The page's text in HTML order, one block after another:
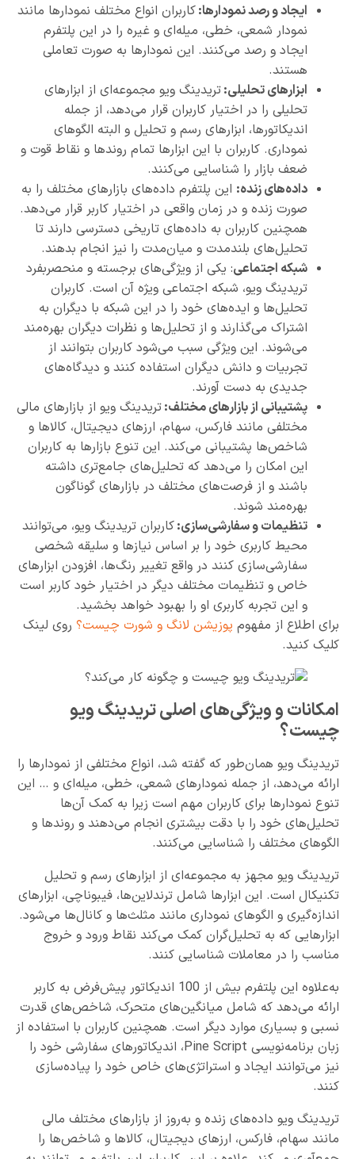
ایجاد و رصد نمودارها:کاربران انواع مختلف نمودارها مانند
نمودار شمعی، خطی، میله‌ای و غیره را در این پلتفرم
ایجاد و رصد می‌کنند. این نمودارها به صورت تعاملی
هستند.
ابزارهای تحلیلی:تریدینگ ویو مجموعه‌ای از ابزارهای
تحلیلی را در اختیار کاربران قرار می‌دهد، از جمله
اندیکاتورها، ابزارهای رسم و تحلیل و البته الگوهای
نموداری. کاربران با این ابزارها تمام روندها و نقاط قوت و
ضعف بازار را شناسایی می‌کنند.
داده‌های زنده: این پلتفرم داده‌های بازارهای مختلف را به
صورت زنده و در زمان واقعی در اختیار کاربر قرار می‌دهد.
همچنین کاربران به داده‌های تاریخی دسترسی دارند تا
تحلیل‌های بلندمدت و میان‌مدت را نیز انجام بدهند.
شبکه اجتماعی: یکی از ویژگی‌های برجسته و منحصربفرد
تریدینگ ویو، شبکه اجتماعی ویژه آن است. کاربران
تحلیل‌ها و ایده‌های خود را در این شبکه با دیگران به
اشتراک می‌گذارند و از تحلیل‌ها و نظرات دیگران بهره‌مند
می‌شوند. این ویژگی سبب می‌شود کاربران بتوانند از
تجربیات و دانش دیگران استفاده کنند و دیدگاه‌های
جدیدی به دست آورند.
پشتیبانی از بازارهای مختلف:تریدینگ ویو از بازارهای مالی
مختلفی مانند فارکس، سهام، ارزهای دیجیتال، کالاها و
شاخص‌ها پشتیبانی می‌کند. این تنوع بازارها به کاربران
این امکان را می‌دهد که تحلیل‌های جامع‌تری داشته
باشند و از فرصت‌های مختلف در بازارهای گوناگون
بهره‌مند شوند.
تنظیمات و سفارشی‌سازی:کاربران تریدینگ ویو، می‌توانند
محیط کاربری خود را بر اساس نیازها و سلیقه شخصی
سفارشی‌سازی کنند‌ در واقع تغییر رنگ‌ها، افزودن ابزارهای
خاص و تنظیمات مختلف دیگر در اختیار خود کاربر است
و این تجربه کاربری او را بهبود خواهد بخشید.
برای اطلاع از مفهوم پوزیشن لانگ و شورت چیست؟ روی لینک
کلیک کنید.
امکانات و ویژگی‌های اصلی تریدینگ ویو
چیست؟
تریدینگ ویو همان‌طور که گفته شد، انواع مختلفی از نمودارها را
ارائه می‌دهد، از جمله نمودارهای شمعی، خطی، میله‌ای و ‌… این
تنوع نمودارها برای کاربران مهم است زیرا به کمک آن‌ها
تحلیل‌های خود را با دقت بیشتری انجام می‌دهند و روندها و
الگوهای مختلف را شناسایی می‌کنند.
تریدینگ ویو مجهز به مجموعه‌ای از ابزارهای رسم و تحلیل
تکنیکال است. این ابزارها شامل ترندلاین‌ها، فیبوناچی، ابزارهای
اندازه‌گیری و الگوهای نموداری مانند مثلث‌ها و کانال‌ها می‌شود.
ابزارهایی که به تحلیل‌گران کمک می‌کند نقاط ورود و خروج
مناسب را در معاملات شناسایی کنند.
به‌علاوه این پلتفرم بیش از 100 اندیکاتور پیش‌فرض به ‌کاربر
ارائه می‌دهد که شامل میانگین‌های متحرک، شاخص‌های قدرت
نسبی و بسیاری موارد دیگر است. همچنین کاربران با استفاده از
زبان برنامه‌نویسی Pine Script، اندیکاتورهای سفارشی خود را
نیز می‌توانند ایجاد و استراتژی‌های خاص خود را پیاده‌سازی
کنند.
تریدینگ ویو داده‌های زنده و به‌روز از بازارهای مختلف مالی
مانند سهام، فارکس، ارزهای دیجیتال، کالاها و شاخص‌ها را